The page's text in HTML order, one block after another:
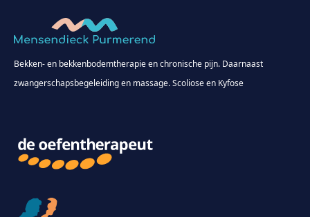
Bekken- en bekkenbodemtherapie en chronische pijn. Daarnaast
zwangerschapsbegeleiding en massage. Scoliose en Kyfose